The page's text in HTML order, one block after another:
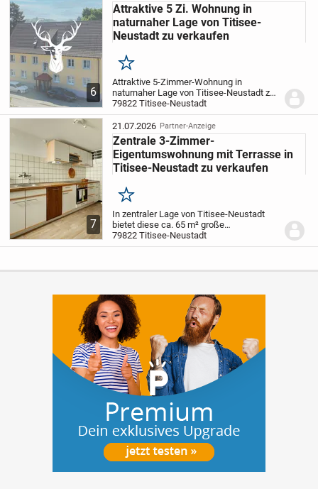
in beliebter Lage...
6
Attraktive 5 Zi. Wohnung in
naturnaher Lage von Titisee-
Neustadt zu verkaufen
Merken
Attraktive 5-Zimmer-Wohnung in
naturnaher Lage von Titisee-Neustadt zu
verkaufenDiese gepflegte 5-Zimmer-
Eigentumswohnung befindet sich im
Dachgeschoss eines
Mehrfamilienhauses in beliebter Lage
von...
79822 Titisee-Neustadt
7
21.07.2026 Partner-Anzeige
Zentrale 3-Zimmer-
Eigentumswohnung mit Terrasse in
Titisee-Neustadt zu verkaufen
Merken
In zentraler Lage von Titisee-Neustadt
bietet diese ca. 65 m² große
Eigentumswohnung eine interessante
Gelegenheit für Kapitalanleger mit Blick in
79822 Titisee-Neustadt